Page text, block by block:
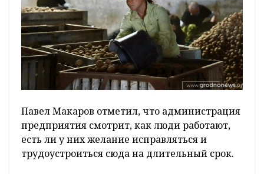
Павел Макаров отметил, что администрация
предприятия смотрит, как люди работают,
есть ли у них желание исправляться и
трудоустроиться сюда на длительный срок.